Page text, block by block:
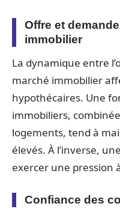
Offre et
immobilier
La dynamique entre
marché immobilier
hypothécaires. Une
immobiliers,
logements, tend à
élevés. À l’inverse,
exercer une pression
Confiance des